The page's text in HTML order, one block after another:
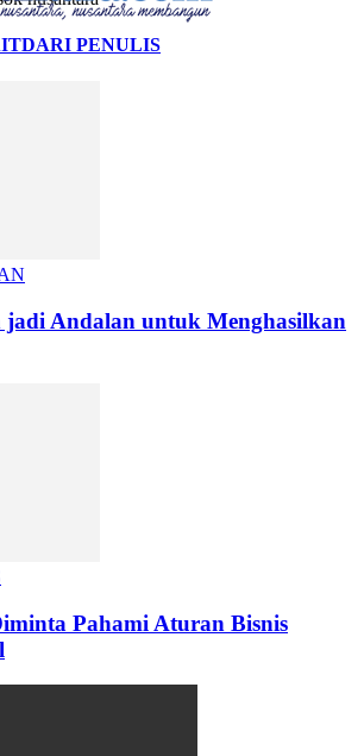
DARI PENULIS
Andalan untuk Menghasilkan
Pahami Aturan Bisnis